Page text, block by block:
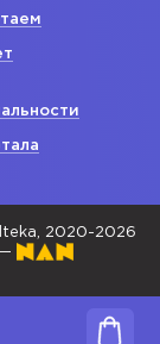
2020-2026